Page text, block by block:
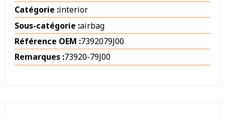
Catégorie :interior
Sous-catégorie :airbag
Référence OEM :7392079J00
Remarques :73920-79J00